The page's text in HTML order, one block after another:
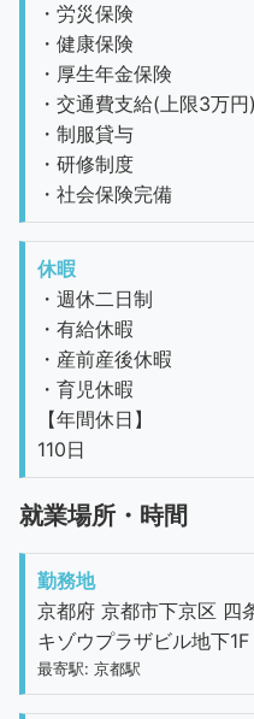
・労災保険
・健康保険
・厚生年金保険
・交通費支給(上限3万円)
・制服貸与
・研修制度
・社会保険完備
休暇
・週休二日制
・有給休暇
・産前産後休暇
・育児休暇
【年間休日】
110日
就業場所・時間
勤務地
京都府 京都市下京区 四
キゾウプラザビル地下1F
最寄駅: 京都駅